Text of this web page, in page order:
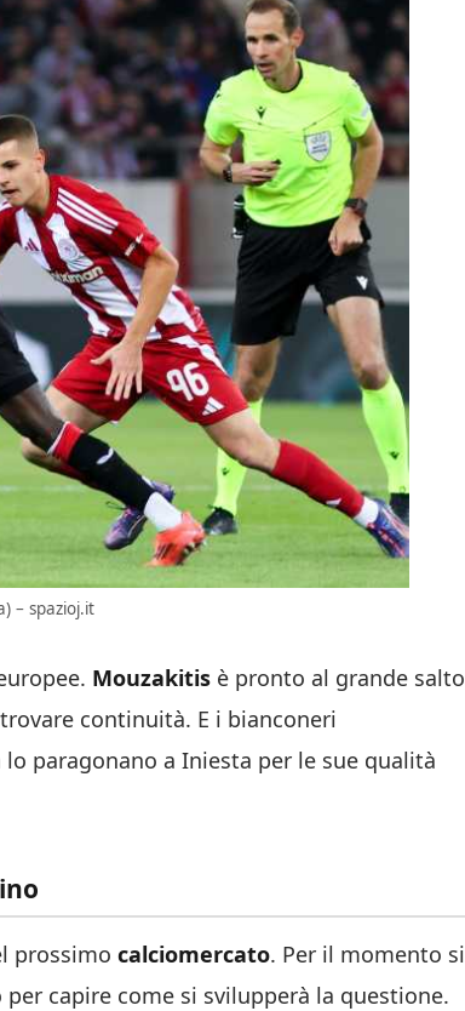
– spazioj.it
Mouzakitis è pronto al grande salto
continuità. E i bianconeri
paragonano a Iniesta per le sue qualità
prossimo calciomercato. Per il momento si
capire come si svilupperà la questione.